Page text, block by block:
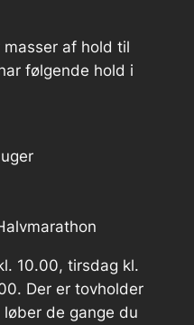
af hold til
følgende hold i
10.00, tirsdag kl.
Der er tovholder
de gange du